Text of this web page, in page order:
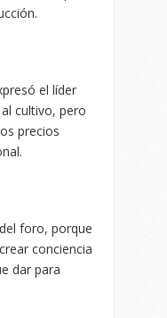
el líder
cultivo, pero
precios
foro, porque
conciencia
dar para